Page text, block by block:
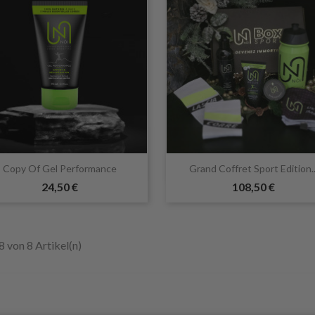
Copy Of Gel Performance
24,50 €
Vorschau Grand Coffret Sport
108,50 €
Vorschau
von 8 Artikel(n)